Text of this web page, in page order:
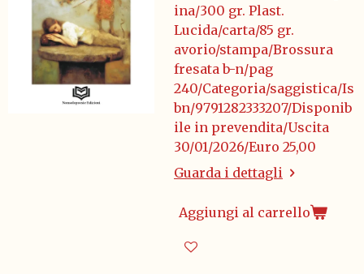
ina/300 gr. Plast.
Lucida/carta/85 gr.
avorio/stampa/Brossura
fresata b-n/pag
240/Categoria/saggistica/Is
bn/9791282333207/Disponib
ile in prevendita/Uscita
30/01/2026/Euro 25,00
Guarda i dettagli
Aggiungi al carrello